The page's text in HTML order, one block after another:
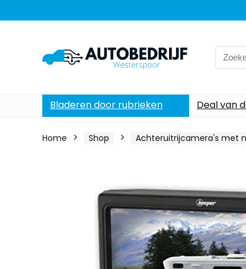
Search
for:
Bladeren door rubrieken Deal van
Home Shop Achteruitrijcamera's met